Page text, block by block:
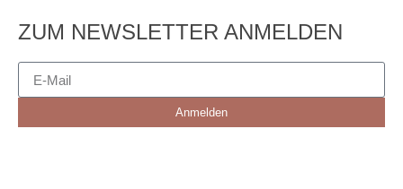
ZUM NEWSLETTER ANMELDEN
Anmelden